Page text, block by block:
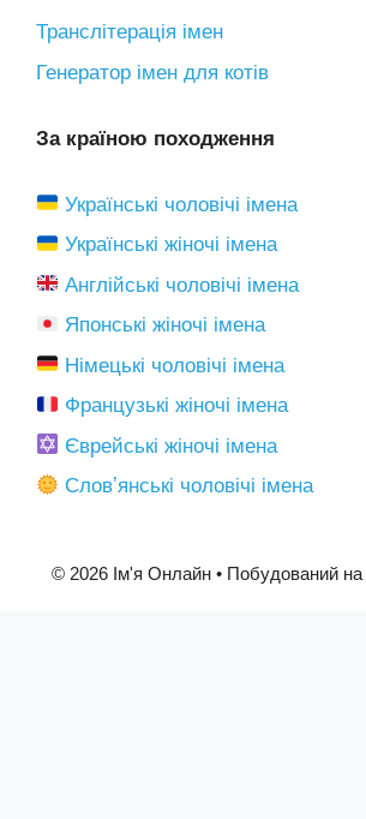
Транслітерація імен
Генератор імен для котів
За країною походження
Українські чоловічі імена
Українські жіночі імена
Англійські чоловічі імена
Японські жіночі імена
Німецькі чоловічі імена
Французькі жіночі імена
Єврейські жіночі імена
Словʼянські чоловічі імена
© 2026 Ім'я Онлайн• Побудований на